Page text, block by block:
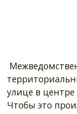
улице в
Чтобы это